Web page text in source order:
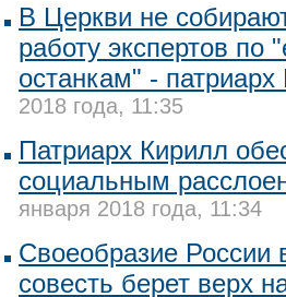
В Церкви не
работу экспертов по
останкам" - патриарх
2018 года, 11:35
Патриарх Кирилл
социальным
января 2018 года, 11:34
Своеобразие России
совесть берет верх